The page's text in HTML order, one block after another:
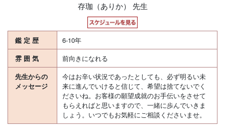
存珈（ありか） 先生
鑑 定 歴
6-10年
雰 囲 気
前向きになれる
先生からの
メッセージ
今はお辛い状況であったとしても、必ず明るい未
来に進んでいけると信じて、希望は捨てないでく
ださいね。お客様の願望成就のお手伝いをさせて
もらえればと思いますので、一緒に歩んでいきま
しょう。いつでもお気軽にご相談くださいませ。